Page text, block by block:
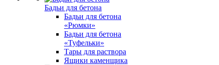
Бадьи для бетона
Бадьи для бетона
«Рюмки»
Бадьи для бетона
«Туфельки»
Тары для раствора
Ящики каменщика